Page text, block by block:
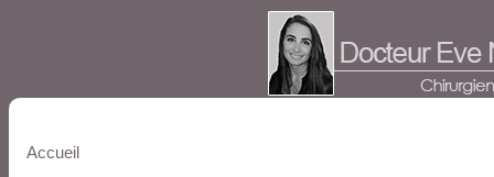
Accueil